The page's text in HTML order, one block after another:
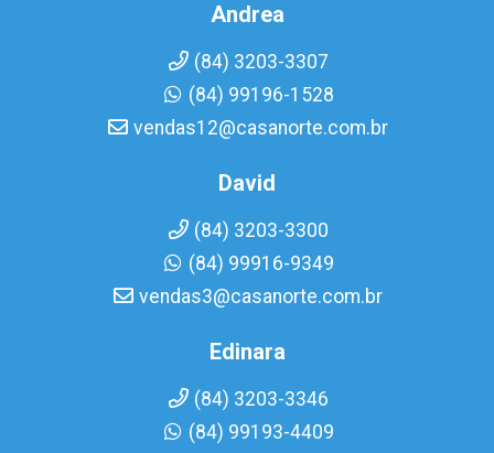
Andrea
(84) 3203-3307
(84) 99196-1528
vendas12@casanorte.com.br
David
(84) 3203-3300
(84) 99916-9349
vendas3@casanorte.com.br
Edinara
(84) 3203-3346
(84) 99193-4409